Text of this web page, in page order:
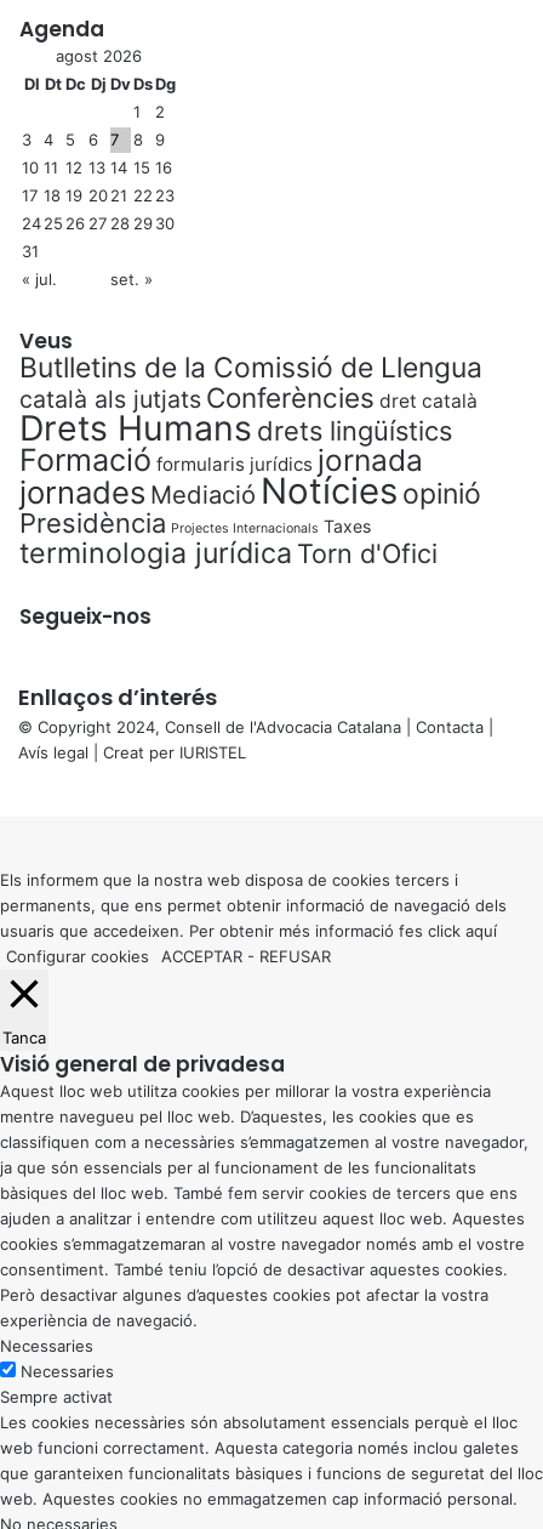
Agenda
agost 2026
Dl DtDc Dj DvDsDg
1
2
3
4 5 6 7 8
9
10 11 12 13 14 15 16
17 18 19 2021 22 23
2425 26 27 28 2930
31
« jul.
set. »
Veus
Butlletins de la Comissió de Llengua
català als jutjats Conferències dret català
Drets Humans drets lingüístics
Formació formularis jurídics jornada
jornades Mediació Notícies opinió
Presidència Projectes Internacionals Taxes
terminologia jurídica Torn d'Ofici
Segueix-nos
Enllaços d’interés
© Copyright 2024, Consell de l'Advocacia Catalana | Contacta
Avís legal | Creat per IURISTEL
button
Els informem que la nostra web disposa de cookies tercers i
permanents, que ens permet obtenir informació de navegació dels
usuaris que accedeixen. Per obtenir més informació fes click aquí
Configurar cookies
ACCEPTAR - REFUSAR
Tanca
Visió general de privadesa
Aquest lloc web utilitza cookies per millorar la vostra experiència
mentre navegueu pel lloc web. D’aquestes, les cookies que es
classifiquen com a necessàries s’emmagatzemen al vostre navegador,
ja que són essencials per al funcionament de les funcionalitats
bàsiques del lloc web. També fem servir cookies de tercers que ens
ajuden a analitzar i entendre com utilitzeu aquest lloc web. Aquestes
cookies s’emmagatzemaran al vostre navegador només amb el vostre
consentiment. També teniu l’opció de desactivar aquestes cookies.
Però desactivar algunes d’aquestes cookies pot afectar la vostra
experiència de navegació.
Necessaries
Necessaries
Sempre activat
Les cookies necessàries són absolutament essencials perquè el lloc
web funcioni correctament. Aquesta categoria només inclou galetes
que garanteixen funcionalitats bàsiques i funcions de seguretat del lloc
web. Aquestes cookies no emmagatzemen cap informació personal.
No necessaries